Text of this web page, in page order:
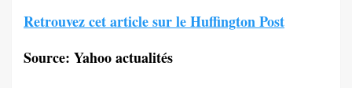
Retrouvez cet article sur le Huffington Post
Source: Yahoo actualités